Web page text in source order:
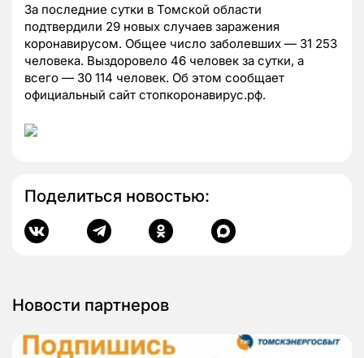
За последние сутки в Томской области
подтвердили 29 новых случаев заражения
коронавирусом. Общее число заболевших — 31 253
человека. Выздоровело 46 человек за сутки, а
всего — 30 114 человек. Об этом сообщает
официальный сайт стопкоронавирус.рф.
Поделиться новостью:
Новости партнеров